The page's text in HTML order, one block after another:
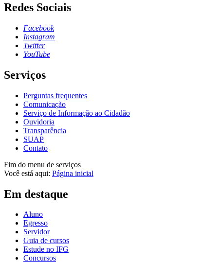
Redes Sociais
Facebook
Instagram
Twitter
YouTube
Serviços
Perguntas frequentes
Comunicação
Serviço de Informação ao Cidadão
Ouvidoria
Transparência
SUAP
Contato
Fim do menu de serviços
Você está aqui: Página inicial
Em destaque
Aluno
Egresso
Servidor
Guia de cursos
Estude no IFG
Concursos